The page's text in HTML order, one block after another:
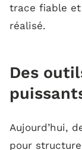
trace fiable
réalisé.
Des
Aujourd’hui,
pour